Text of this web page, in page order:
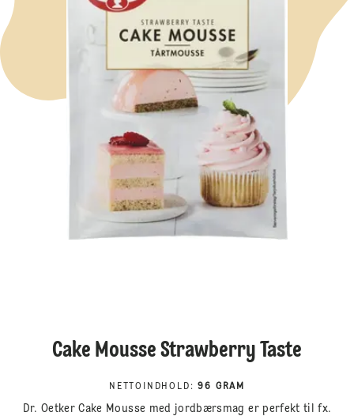
Cake Mousse Strawberry Taste
NETTOINDHOLD : 96 GRAM
Dr. Oetker Cake Mousse med jordbærsmag er perfekt til fx.